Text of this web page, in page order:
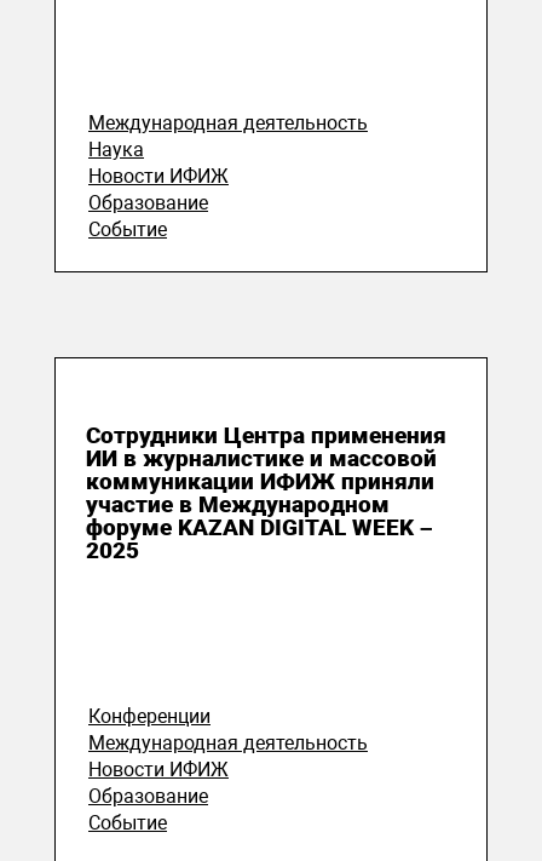
Международная деятельность
Наука
Новости ИФИЖ
Образование
Событие
Сотрудники Центра применения
ИИ в журналистике и массовой
коммуникации ИФИЖ приняли
участие в Международном
форуме KAZAN DIGITAL WEEK –
2025
Конференции
Международная деятельность
Новости ИФИЖ
Образование
Событие